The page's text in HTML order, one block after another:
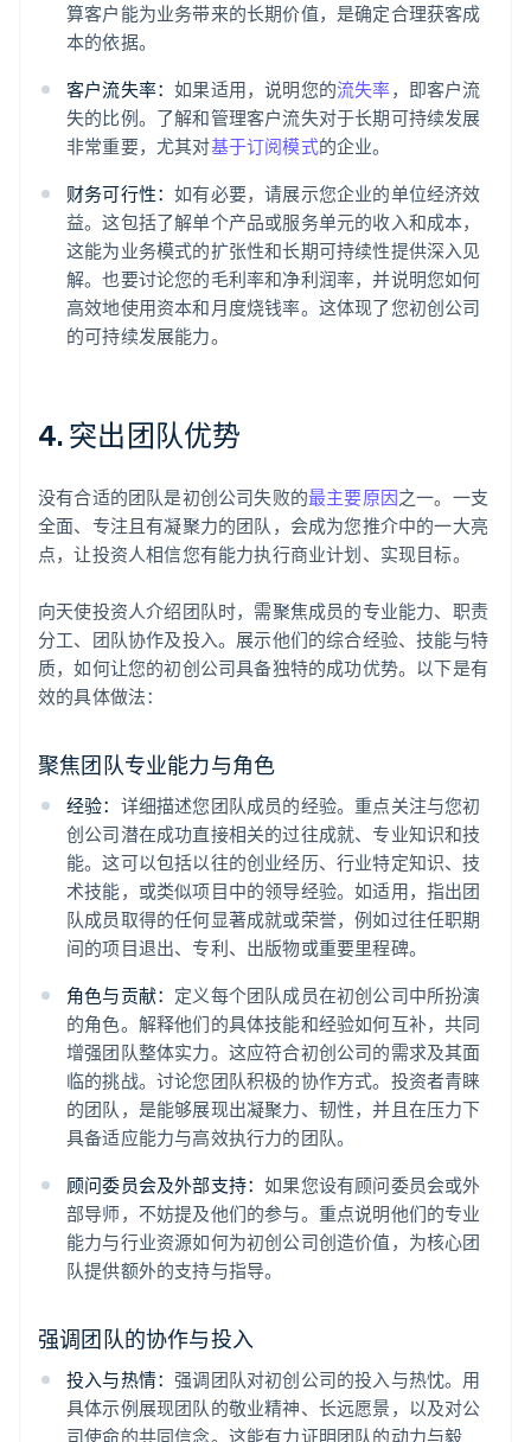
算客户能为业务带来的长期价值，是确定合理获客成
本的依据。
客户流失率：如果适用，说明您的流失率，即客户流
失的比例。了解和管理客户流失对于长期可持续发展
非常重要，尤其对基于订阅模式的企业。
财务可行性：如有必要，请展示您企业的单位经济效
益。这包括了解单个产品或服务单元的收入和成本，
这能为业务模式的扩张性和长期可持续性提供深入见
解。也要讨论您的毛利率和净利润率，并说明您如何
高效地使用资本和月度烧钱率。这体现了您初创公司
的可持续发展能力。
4. 突出团队优势
没有合适的团队是初创公司失败的最主要原因之一。一支
全面、专注且有凝聚力的团队，会成为您推介中的一大亮
点，让投资人相信您有能力执行商业计划、实现目标。
向天使投资人介绍团队时，需聚焦成员的专业能力、职责
分工、团队协作及投入。展示他们的综合经验、技能与特
质，如何让您的初创公司具备独特的成功优势。以下是有
效的具体做法：
聚焦团队专业能力与角色
经验： 详细描述您团队成员的经验。重点关注与您初
创公司潜在成功直接相关的过往成就、专业知识和技
能。这可以包括以往的创业经历、行业特定知识、技
术技能，或类似项目中的领导经验。如适用，指出团
队成员取得的任何显著成就或荣誉，例如过往任职期
间的项目退出、专利、出版物或重要里程碑。
角色与贡献： 定义每个团队成员在初创公司中所扮演
的角色。解释他们的具体技能和经验如何互补，共同
增强团队整体实力。这应符合初创公司的需求及其面
临的挑战。讨论您团队积极的协作方式。投资者青睐
的团队，是能够展现出凝聚力、韧性，并且在压力下
具备适应能力与高效执行力的团队。
顾问委员会及外部支持：如果您设有顾问委员会或外
部导师，不妨提及他们的参与。重点说明他们的专业
能力与行业资源如何为初创公司创造价值，为核心团
队提供额外的支持与指导。
强调团队的协作与投入
投入与热情：强调团队对初创公司的投入与热忱。用
具体示例展现团队的敬业精神、长远愿景，以及对公
司使命的共同信念。这能有力证明团队的动力与毅